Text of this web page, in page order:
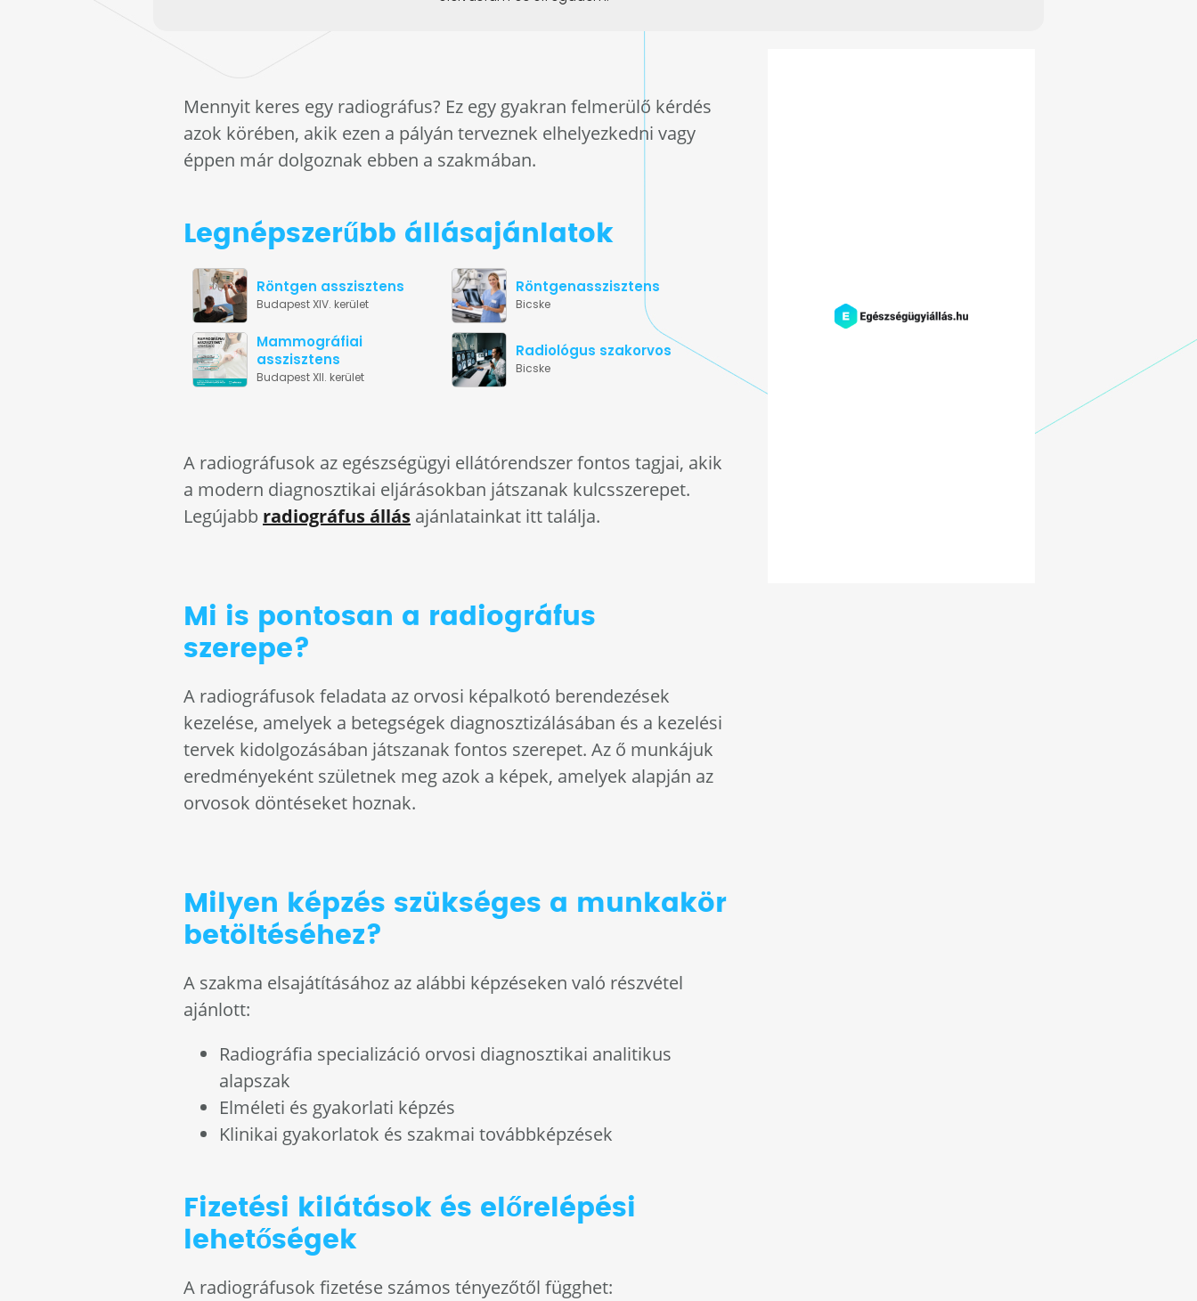
Mennyit keres egy radiográfus? Ez egy gyakran felmerülő kérdés
azok körében, akik ezen a pályán terveznek elhelyezkedni vagy
éppen már dolgoznak ebben a szakmában.
Legnépszerűbb állásajánlatok
Röntgen asszisztens
Budapest XIV. kerület
Röntgenasszisztens
Bicske
Mammográfiai
asszisztens
Budapest XII. kerület
Radiológus szakorvos
Bicske
A radiográfusok az egészségügyi ellátórendszer fontos tagjai, akik
a modern diagnosztikai eljárásokban játszanak kulcsszerepet.
Legújabb radiográfus állás ajánlatainkat itt találja.
Mi is pontosan a radiográfus
szerepe?
A radiográfusok feladata az orvosi képalkotó berendezések
kezelése, amelyek a betegségek diagnosztizálásában és a kezelési
tervek kidolgozásában játszanak fontos szerepet. Az ő munkájuk
eredményeként születnek meg azok a képek, amelyek alapján az
orvosok döntéseket hoznak.
Milyen képzés szükséges a munkakör
betöltéséhez?
A szakma elsajátításához az alábbi képzéseken való részvétel
ajánlott:
Radiográfia specializáció orvosi diagnosztikai analitikus
alapszak
Elméleti és gyakorlati képzés
Klinikai gyakorlatok és szakmai továbbképzések
Fizetési kilátások és előrelépési
lehetőségek
A radiográfusok fizetése számos tényezőtől függhet: